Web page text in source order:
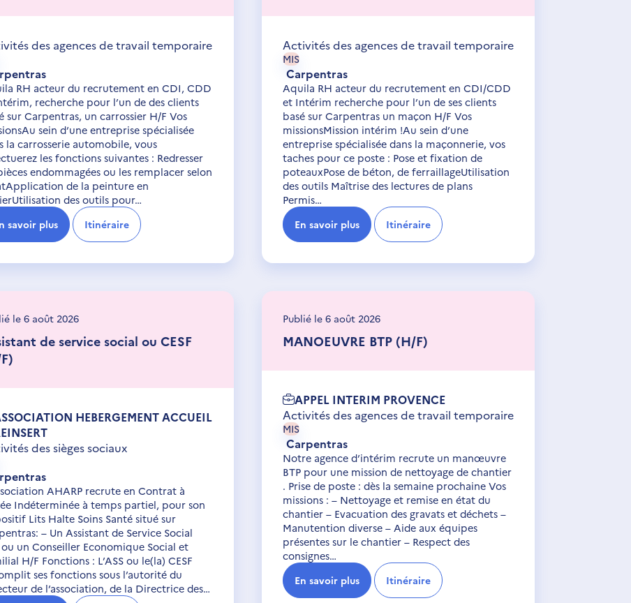
des agences de travail temporaire
RH acteur du recrutement en CDI, CDD
recherche pour l’un de des clients
sur Carpentras, un carrossier H/F Vos
sein d’une entreprise spécialisée
la carrosserie automobile, vous
les fonctions suivantes : Redresser
endommagées ou les remplacer selon
de la peinture en
des outils pour…
savoir plus
Itinéraire
Activités des agences de travail temporaire
MIS
Carpentras
Aquila RH acteur du recrutement en CDI/CDD
et Intérim recherche pour l’un de ses clients
basé sur Carpentras un maçon H/F Vos
missionsMission intérim !Au sein d’une
entreprise spécialisée dans la maçonnerie, vos
taches pour ce poste : Pose et fixation de
poteauxPose de béton, de ferraillageUtilisation
des outils Maîtrise des lectures de plans
Permis…
En savoir plus
Itinéraire
le 6 août 2026
de service social ou CESF
HEBERGEMENT ACCUEIL
des sièges sociaux
AHARP recrute en Contrat à
Indéterminée à temps partiel, pour son
Lits Halte Soins Santé situé sur
– Un Assistant de Service Social
un Conseiller Economique Social et
H/F Fonctions : L’ASS ou le(la) CESF
ses fonctions sous l’autorité du
de l’association, de la Directrice des…
Publié le 6 août 2026
MANOEUVRE BTP (H/F)
APPEL INTERIM PROVENCE
Activités des agences de travail temporaire
MIS
Carpentras
Notre agence d’intérim recrute un manœuvre
BTP pour une mission de nettoyage de chantier
. Prise de poste : dès la semaine prochaine Vos
missions : – Nettoyage et remise en état du
chantier – Evacuation des gravats et déchets –
Manutention diverse – Aide aux équipes
présentes sur le chantier – Respect des
consignes…
En savoir plus
Itinéraire